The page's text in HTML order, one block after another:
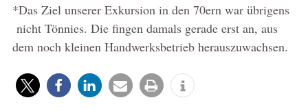
*Das Ziel unserer Exkursion in den 70ern war übrigens
nicht Tönnies. Die fingen damals gerade erst an, aus
dem noch kleinen Handwerksbetrieb herauszuwachsen.